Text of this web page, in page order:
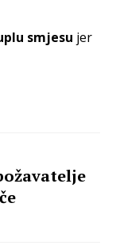
smjesu jer